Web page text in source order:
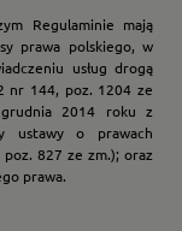
Regulaminie mają
prawa polskiego, w
usług drogą
nr 144, poz. 1204 ze
2014 roku z
ustawy o prawach
827 ze zm.); oraz
prawa.